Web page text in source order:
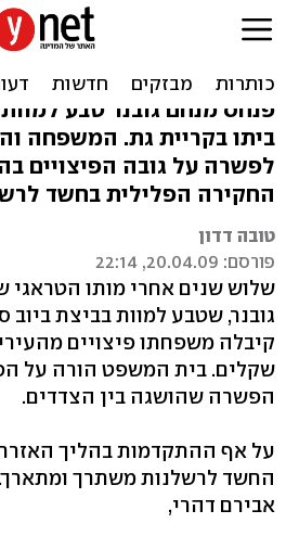
משפחת פעוט
פנחס מנחם גובנר טבע למוות
ביתו בקריית גת. המשפחה
לפשרה על גובה הפיצויים
החקירה הפלילית בחשד
טובה דדון
פורסם: 20.04.09, 22:14
שלוש שנים אחרי מותו
גובנר, שטבע למוות בביצת ביוב
שקלים. בית המשפט הורה על
הפשרה שהושגה בין הצדדים.
על אף ההתקדמות בהליך
החשד לרשלנות משתרך
אבירם דהרי,